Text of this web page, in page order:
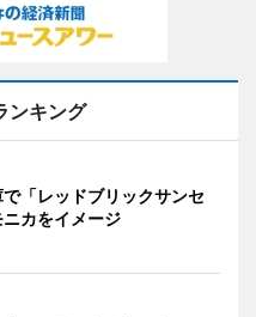
ンキング
「レッドブリックサンセ
カをイメージ